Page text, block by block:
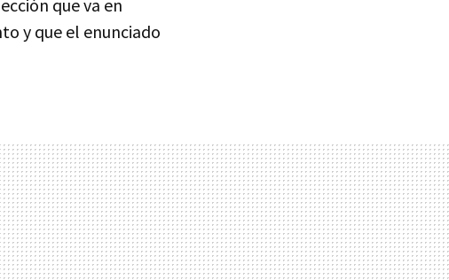
que va en
y que el enunciado